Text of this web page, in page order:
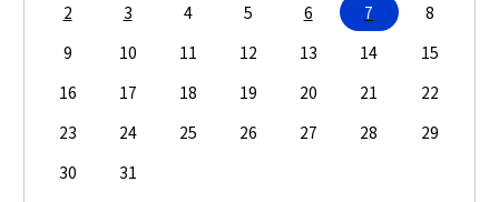
2
3 4 5 6 7
8
9
10 11 12 13 14
15
16
17 18 19 20 21
22
23
24 25 26 27 28
29
30
31